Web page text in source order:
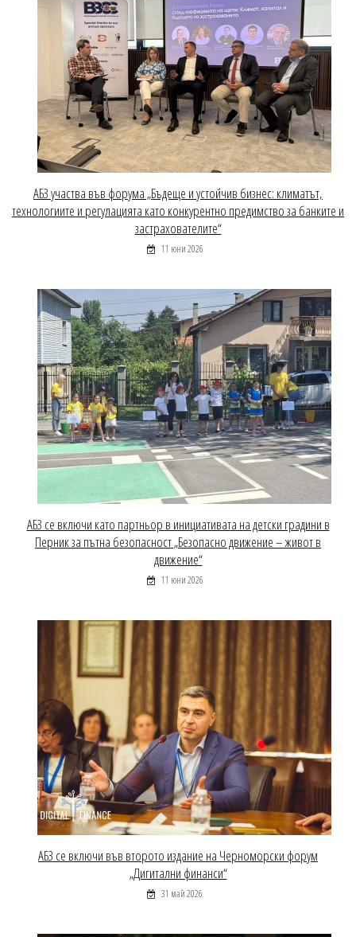
АБЗ участва във форума „Бъдеще и устойчив бизнес: климатът,
технологиите и регулацията като конкурентно предимство за банките и
застрахователите“
11 юни 2026
АБЗ се включи като партньор в инициативата на детски градини в
Перник за пътна безопасност „Безопасно движение – живот в
движение“
11 юни 2026
АБЗ се включи във второто издание на Черноморски форум
„Дигитални финанси“
31 май 2026